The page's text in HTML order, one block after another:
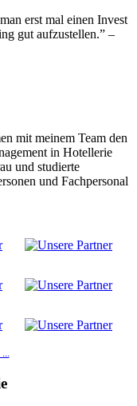
erst mal einen Invest
gut aufzustellen.” –
mit meinem Team den
in Hotellerie
und studierte
und Fachpersonal